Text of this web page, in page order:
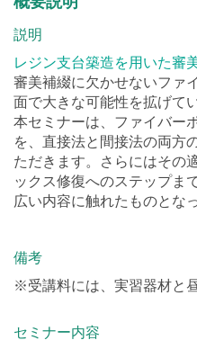
説明
レジン支台築造を用いた審
審美補綴に欠かせないファ
面で大きな可能性を拡げて
本セミナーは、ファイバー
を、直接法と間接法の両方
ただきます。さらにはその
ックス修復へのステップま
広い内容に触れたものとな
備考
※受講料には、実習器材と
セミナー内容